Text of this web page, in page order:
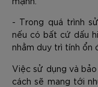
- Trong quá trình
nếu có bất cứ dấu
nhằm duy trì tính ổn
Việc sử dụng và
cách sẽ mang tới